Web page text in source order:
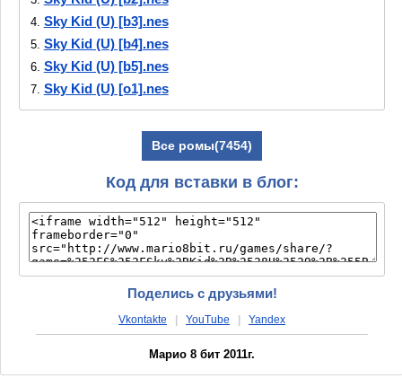
4. Sky Kid (U) [b3].nes
5. Sky Kid (U) [b4].nes
6. Sky Kid (U) [b5].nes
7. Sky Kid (U) [o1].nes
Все ромы(7454)
Код для вставки в блог:
Поделись с друзьями!
Vkontakte YouTube Yandex
Марио 8 бит 2011г.